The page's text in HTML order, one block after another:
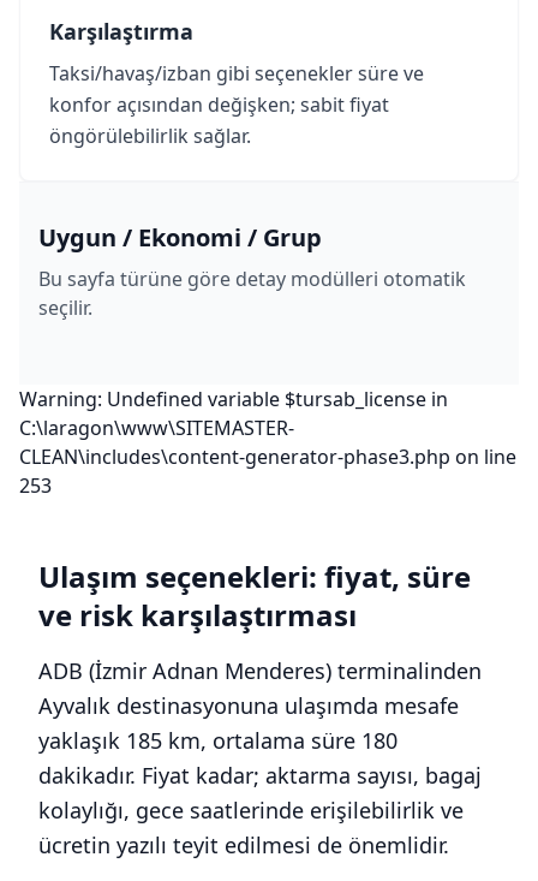
Karşılaştırma
Taksi/havaş/izban gibi seçenekler süre ve
konfor açısından değişken; sabit fiyat
öngörülebilirlik sağlar.
Uygun / Ekonomi / Grup
Bu sayfa türüne göre detay modülleri otomatik
seçilir.
Warning: Undefined variable $tursab_license in
C:\laragon\www\SITEMASTER-
CLEAN\includes\content-generator-phase3.php on line
253
Ulaşım seçenekleri: fiyat, süre
ve risk karşılaştırması
ADB (İzmir Adnan Menderes) terminalinden
Ayvalık destinasyonuna ulaşımda mesafe
yaklaşık 185 km, ortalama süre 180
dakikadır. Fiyat kadar; aktarma sayısı, bagaj
kolaylığı, gece saatlerinde erişilebilirlik ve
ücretin yazılı teyit edilmesi de önemlidir.